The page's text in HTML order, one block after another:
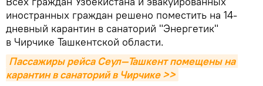
иностранных граждан решено поместить на 14-
дневный карантин в санаторий "Энергетик"
в Чирчике Ташкентской области.
Пассажиры рейса Сеул—Ташкент помещены на
карантин в санаторий в Чирчике >>